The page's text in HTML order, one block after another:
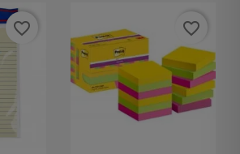
favorite_border favorite_border